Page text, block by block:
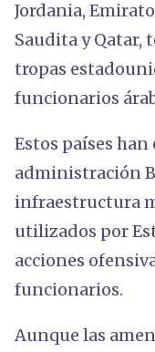
Jordania,
Saudita y Qatar,
tropas
funcionarios
Estos países
administración
infraestructura
utilizados por
acciones
funcionarios.
Aunque las